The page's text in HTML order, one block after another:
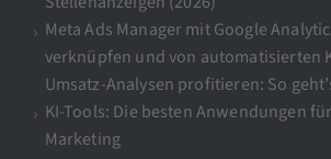
Meta Ads Manager mit Google
verknüpfen und von automatisierten
Umsatz-Analysen profitieren: So
KI-Tools: Die besten Anwendungen
Marketing